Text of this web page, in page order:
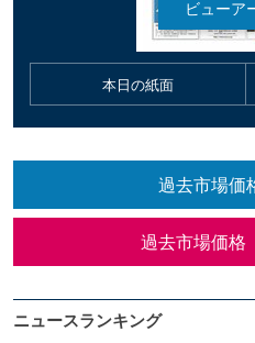
本日の紙面
過去市場価
過去市場価格
ニュースランキング